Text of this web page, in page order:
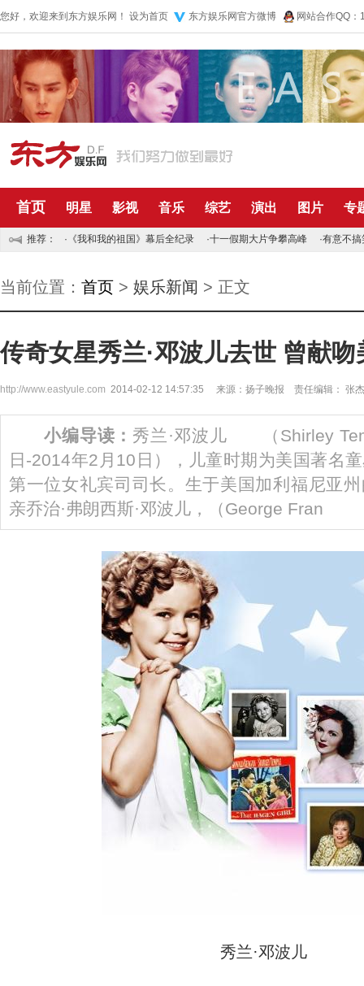
您好，欢迎来到东方娱乐网！ 设为首页 东方娱乐网官方微博 网站合作QQ
首页 明星 影视 音乐 综艺 演出 图片 专
推荐： · 《我和我的祖国》幕后全纪录 ·十一假期大片争攀高峰 ·有意不搞
当前位置： 首页 > 娱乐新闻 > 正文
传奇女星秀兰·邓波儿去世 曾献
http://www.eastyule.com 2014-02-12 14:57:35 来源：扬子晚报 责任编辑： 张杰
小编导读： 秀兰·邓波儿 （Shirley
日-2014年2月10日），儿童时期为美国著名
第一位女礼宾司司长。生于美国加利福尼亚
亲乔治·弗朗西斯·邓波儿，（George Fran
秀兰·邓波儿